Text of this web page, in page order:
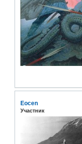
Eocen
Участник